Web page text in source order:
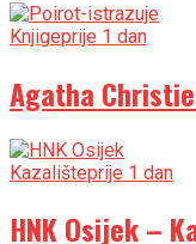
Knjigeprije 1 dan
Agatha
Kazališteprije 1 dan
HNK Osijek –